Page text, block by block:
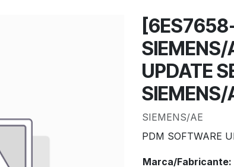
SIEMENS/
UPDATE
SIEMENS/
SIEMENS/AE
PDM SOFTWARE
Marca/Fabricante: